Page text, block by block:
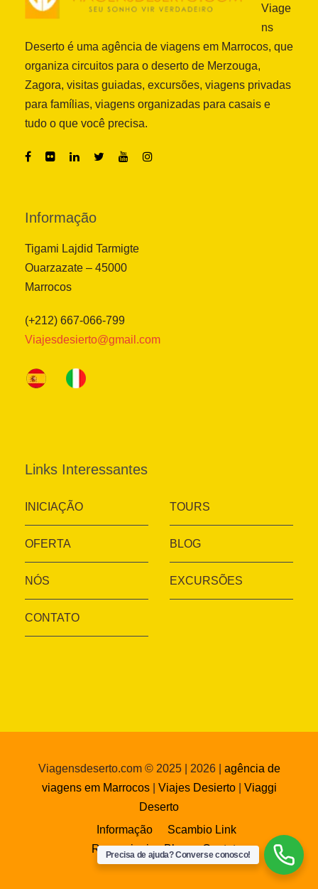
Viage
ns
Deserto é uma agência de viagens em Marrocos, que
organiza circuitos para o deserto de Merzouga,
Zagora, visitas guiadas, excursões, viagens privadas
para famílias, viagens organizadas para casais e
tudo o que você precisa.
Informação
Tigami Lajdid Tarmigte
Ouarzazate – 45000
Marrocos
(+212) 667-066-799
Viajesdesierto@gmail.com
Links Interessantes
INICIAÇÃO TOURS
OFERTA BLOG
NÓS EXCURSÕES
CONTATO
Viagensdeserto.com © 2025 | 2026 | agência de
viagens em Marrocos| Viajes Desierto| Viaggi
Deserto
Informação
Scambio Link
Recensioni
Blog Contato
Precisa de ajuda? Converse conosco!